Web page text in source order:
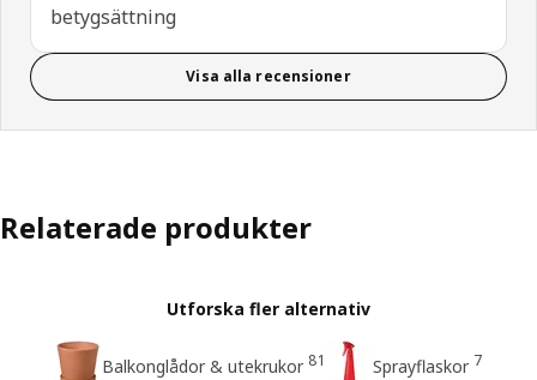
betygsättning
Visa alla recensioner
Relaterade produkter
Utforska fler alternativ
Balkonglådor & utekrukor 81 Sprayflaskor 7